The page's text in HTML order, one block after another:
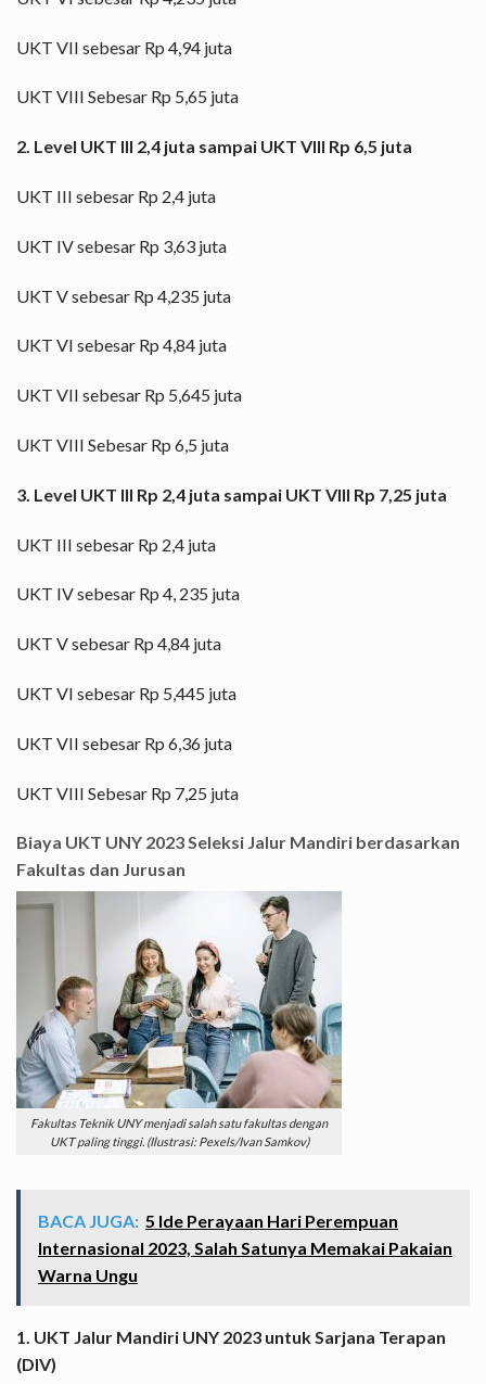
UKT VII sebesar Rp 4,94 juta
UKT VIII Sebesar Rp 5,65 juta
2. Level UKT III 2,4 juta sampai UKT VIII Rp 6,5 juta
UKT III sebesar Rp 2,4 juta
UKT IV sebesar Rp 3,63 juta
UKT V sebesar Rp 4,235 juta
UKT VI sebesar Rp 4,84 juta
UKT VII sebesar Rp 5,645 juta
UKT VIII Sebesar Rp 6,5 juta
3. Level UKT III Rp 2,4 juta sampai UKT VIII Rp 7,25 juta
UKT III sebesar Rp 2,4 juta
UKT IV sebesar Rp 4, 235 juta
UKT V sebesar Rp 4,84 juta
UKT VI sebesar Rp 5,445 juta
UKT VII sebesar Rp 6,36 juta
UKT VIII Sebesar Rp 7,25 juta
Biaya UKT UNY 2023 Seleksi Jalur Mandiri berdasarkan
Fakultas dan Jurusan
Fakultas Teknik UNY menjadi salah satu fakultas dengan
UKT paling tinggi. (Ilustrasi: Pexels/Ivan Samkov)
BACA JUGA: 5 Ide Perayaan Hari Perempuan
Internasional 2023, Salah Satunya Memakai Pakaian
Warna Ungu
1. UKT Jalur Mandiri UNY 2023 untuk Sarjana Terapan
(DIV)